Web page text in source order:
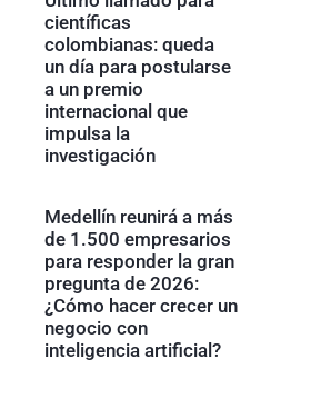
científicas
colombianas: queda
un día para postularse
a un premio
internacional que
impulsa la
investigación
Medellín reunirá a más
de 1.500 empresarios
para responder la gran
pregunta de 2026:
¿Cómo hacer crecer un
negocio con
inteligencia artificial?